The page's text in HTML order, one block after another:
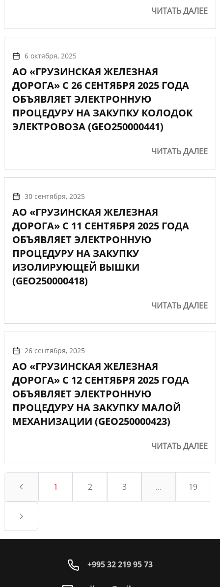
ЧИТАТЬ ДАЛЕЕ
6 октября, 2025
АО «ГРУЗИНСКАЯ ЖЕЛЕЗНАЯ
ДОРОГА» С 26 СЕНТЯБРЯ 2025 ГОДА
ОБЪЯВЛЯЕТ ЭЛЕКТРОННУЮ
ПРОЦЕДУРУ НА ЗАКУПКУ КОЛОДОК
ЭЛЕКТРОВОЗА (GEO250000441)
ЧИТАТЬ ДАЛЕЕ
30 сентября, 2025
АО «ГРУЗИНСКАЯ ЖЕЛЕЗНАЯ
ДОРОГА» С 11 СЕНТЯБРЯ 2025 ГОДА
ОБЪЯВЛЯЕТ ЭЛЕКТРОННУЮ
ПРОЦЕДУРУ НА ЗАКУПКУ
ИЗОЛИРУЮЩЕЙ ВЫШКИ
(GEO250000418)
ЧИТАТЬ ДАЛЕЕ
26 сентября, 2025
АО «ГРУЗИНСКАЯ ЖЕЛЕЗНАЯ
ДОРОГА» С 12 СЕНТЯБРЯ 2025 ГОДА
ОБЪЯВЛЯЕТ ЭЛЕКТРОННУЮ
ПРОЦЕДУРУ НА ЗАКУПКУ МАЛОЙ
МЕХАНИЗАЦИИ (GEO250000423)
ЧИТАТЬ ДАЛЕЕ
1 2 3 … 19
+995 32 219 95 73